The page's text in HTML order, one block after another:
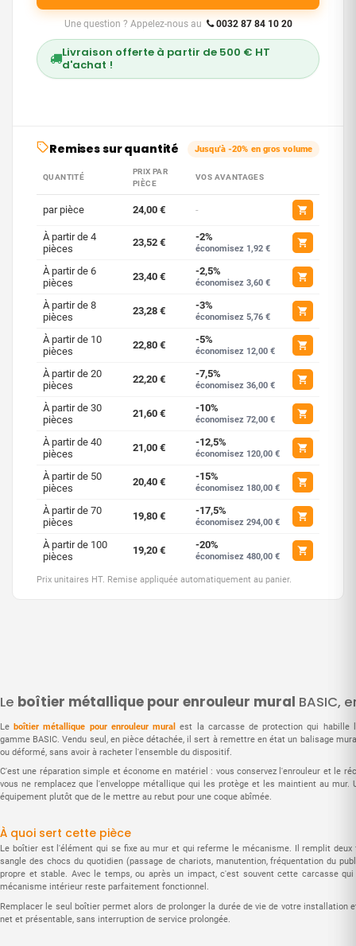
Le boîtier métallique pour enrouleur mural BASIC,
Leboîtier métallique pour enrouleur mural
est la carcasse de protection qui habille
gamme BASIC. Vendu seul, en pièce détachée, il sert à remettre en état un balisage
ou déformé, sans avoir à racheter l'ensemble du dispositif.
C'est une réparation simple et économe en matériel : vous conservez l'enrouleur et le
vous ne remplacez que l'enveloppe métallique qui les protège et les maintient au mur.
équipement plutôt que de le mettre au rebut pour une coque abîmée.
À quoi sert cette pièce
Le boîtier est l'élément qui se fixe au mur et qui referme le mécanisme. Il remplit deux
sangle des chocs du quotidien (passage de chariots, manutention, fréquentation du
propre et stable. Avec le temps, ou après un impact, c'est souvent cette carcasse
mécanisme intérieur reste parfaitement fonctionnel.
Remplacer le seul boîtier permet alors de prolonger la durée de vie de votre installation
net et présentable, sans interruption de service prolongée.
Une question ? Appelez-nous au 0032 87 84 10 20
Livraison offerte à partir de 500 € HT
d'achat !
Remises sur quantité Jusqu'à -20% en gros volume
QUANTITÉ
PRIX PAR
PIÈCE
VOS AVANTAGES
par pièce 24,00 € -
À partir de 4
pièces
23,52 € -2%
économisez 1,92 €
À partir de 6
pièces
23,40 € -2,5%
économisez 3,60 €
À partir de 8
pièces
23,28 € -3%
économisez 5,76 €
À partir de 10
pièces
22,80 € -5%
économisez 12,00 €
À partir de 20
pièces
22,20 € -7,5%
économisez 36,00 €
À partir de 30
pièces
21,60 € -10%
économisez 72,00 €
À partir de 40
pièces
21,00 € -12,5%
économisez 120,00 €
À partir de 50
pièces
20,40 € -15%
économisez 180,00 €
À partir de 70
pièces
19,80 € -17,5%
économisez 294,00 €
À partir de 100
pièces
19,20 € -20%
économisez 480,00 €
Prix unitaires HT. Remise appliquée automatiquement au panier.